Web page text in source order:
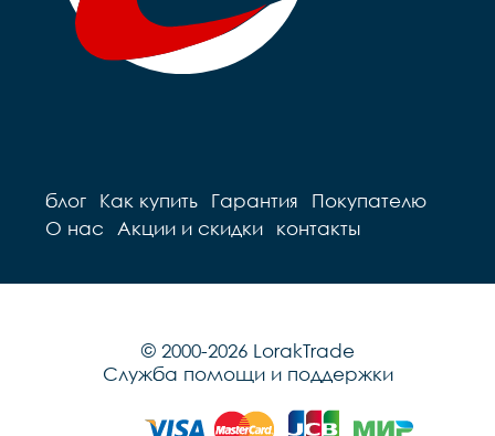
блог Как купить Гарантия
Покупателю
О нас
Акции и скидки контакты
© 2000-2026 LorakTrade
Служба помощи и поддержки